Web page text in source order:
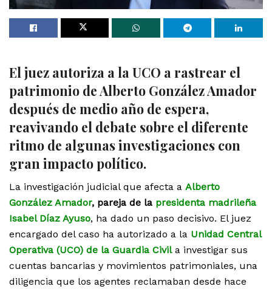
El juez autoriza a la UCO a rastrear el
patrimonio de Alberto González Amador
después de medio año de espera,
reavivando el debate sobre el diferente
ritmo de algunas investigaciones con
gran impacto político.
La investigación judicial que afecta a Alberto
González Amador, pareja de la presidenta madrileña
Isabel Díaz Ayuso, ha dado un paso decisivo. El juez
encargado del caso ha autorizado a la Unidad Central
Operativa (UCO) de la Guardia Civila investigar sus
cuentas bancarias y movimientos patrimoniales, una
diligencia que los agentes reclamaban desde hace